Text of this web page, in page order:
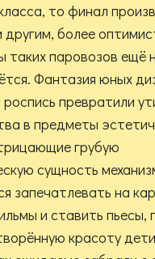
то финал
более
таких паровозов ещё
Фантазия юных
превратили
в предметы
грубую
сущность
запечатлевать на
и ставить пьесы,
красоту